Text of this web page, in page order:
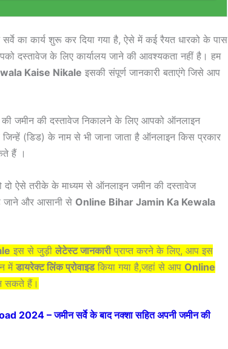
सर्वे का कार्य शुरू कर दिया गया है, ऐसे में कई रैयत धारको के पास
दस्तावेज के लिए कार्यालय जाने की आवश्यकता नहीं है। हम
Kaise Nikale इसकी संपूर्ण जानकारी बताएंगे जिसे आप
जमीन की दस्तावेज निकालने के लिए आपको ऑनलाइन
(डिड) के नाम से भी जाना जाता है ऑनलाइन किस प्रकार
हैं ।
ऐसे तरीके के माध्यम से ऑनलाइन जमीन की दस्तावेज
जाने और आसानी से Online Bihar Jamin Ka Kewala
इस से जुड़ी लेटेस्ट जानकारीप्राप्त करने के लिए, आप इस
में डायरेक्ट लिंक प्रोवाइडकिया गया है,जहां से आप Online
सकते हैं।
– जमीन सर्वे के बाद नक्शा सहित अपनी जमीन की